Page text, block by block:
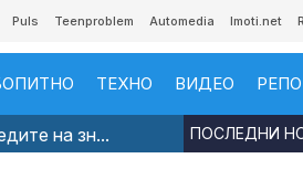
Puls Teenproblem Automedia Imoti.net
ТЕХНО ВИДЕО
на зн... ПОСЛЕДНИ